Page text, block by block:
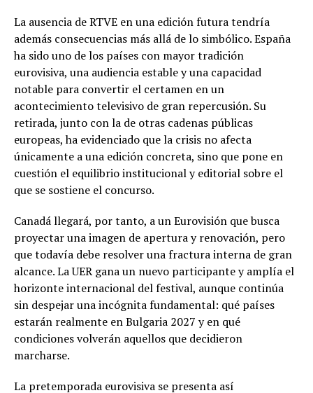
La ausencia de RTVE en una edición futura tendría
además consecuencias más allá de lo simbólico. España
ha sido uno de los países con mayor tradición
eurovisiva, una audiencia estable y una capacidad
notable para convertir el certamen en un
acontecimiento televisivo de gran repercusión. Su
retirada, junto con la de otras cadenas públicas
europeas, ha evidenciado que la crisis no afecta
únicamente a una edición concreta, sino que pone en
cuestión el equilibrio institucional y editorial sobre el
que se sostiene el concurso.
Canadá llegará, por tanto, a un Eurovisión que busca
proyectar una imagen de apertura y renovación, pero
que todavía debe resolver una fractura interna de gran
alcance. La UER gana un nuevo participante y amplía el
horizonte internacional del festival, aunque continúa
sin despejar una incógnita fundamental: qué países
estarán realmente en Bulgaria 2027 y en qué
condiciones volverán aquellos que decidieron
marcharse.
La pretemporada eurovisiva se presenta así